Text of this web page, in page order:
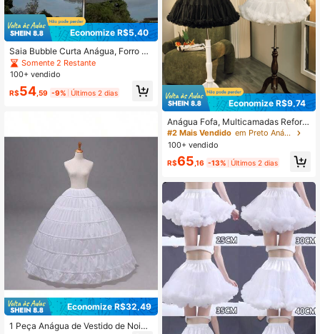
Economize R$5,40
Saia Bubble Curta Anágua, Forro Fo
fo de Tule de 4 Camadas, Adequad
o para Vestidos de Baile, Vestuário
Somente 2 Restante
100+ vendido
R$54 ,59 -9% Últimos 2 dias
Economize R$32,49
1 Peça Anágua de Vestido de Noiva
Economize R$9,74
Anágua Fofa, Multicamadas Reforç
ada, Tule Macio, Adequada para Co
mbinar com Vestido de Baile, Saia A
-Line, Cós Confortável, Uso o Dia T
odo
#2 Mais Vendido
em Preto Anáguas
100+ vendido
R$65 ,16 -13% Últimos 2 dias